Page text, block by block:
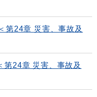
24章 災害、事故及
24章 災害、事故及